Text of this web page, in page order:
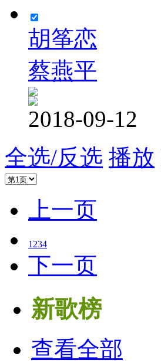
胡筝恋
蔡燕平
2018-09-12
全选/反选 播放
上一页
1 234
下一页
新歌榜
查看全部